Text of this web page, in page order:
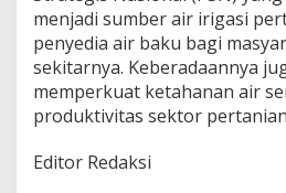
menjadi sumber air irigasi
penyedia air baku bagi
sekitarnya. Keberadaannya
memperkuat ketahanan air
produktivitas sektor
Editor Redaksi